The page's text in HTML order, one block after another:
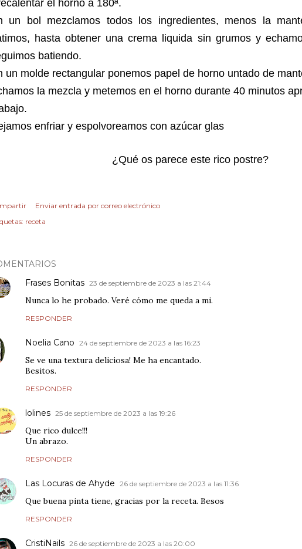
el horno a 180ª.
un bol mezclamos todos los ingredientes, menos la
hasta obtener una crema liquida sin grumos y
batiendo.
un molde rectangular ponemos papel de horno untado de
la mezcla y metemos en el horno durante 40 minutos
enfriar y espolvoreamos con azúcar glas
¿Qué os parece este rico postre?
Enviar entrada por correo electrónico
receta
Frases Bonitas 23 de septiembre de 2023 a las 21:44
Nunca lo he probado. Veré cómo me queda a mi.
RESPONDER
Noelia Cano 24 de septiembre de 2023 a las 16:23
Se ve una textura deliciosa! Me ha encantado.
Besitos.
RESPONDER
lolines 25 de septiembre de 2023 a las 19:26
Que rico dulce!!!
Un abrazo.
RESPONDER
Las Locuras de Ahyde 26 de septiembre de 2023 a las 11:36
Que buena pinta tiene, gracias por la receta. Besos
RESPONDER
CristiNails 26 de septiembre de 2023 a las 20:00